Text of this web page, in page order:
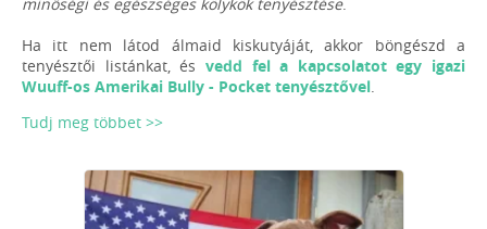
Ha itt nem látod álmaid kiskutyáját, akkor böngészd a
tenyésztői listánkat, és vedd fel a kapcsolatot egy igazi
Wuuff-os Amerikai Bully - Pocket tenyésztővel.
Tudj meg többet >>